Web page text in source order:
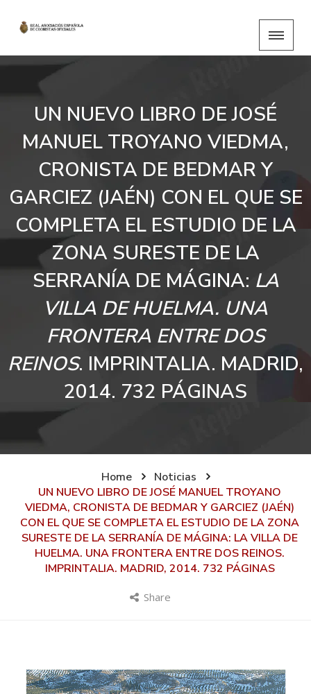
UN NUEVO LIBRO DE JOSÉ
MANUEL TROYANO VIEDMA,
CRONISTA DE BEDMAR Y
GARCIEZ (JAÉN) CON EL QUE SE
COMPLETA EL ESTUDIO DE LA
ZONA SURESTE DE LA
SERRANÍA DE MÁGINA: LA
VILLA DE HUELMA. UNA
FRONTERA ENTRE DOS
REINOS. IMPRINTALIA. MADRID,
2014. 732 PÁGINAS
Home
Noticias
UN NUEVO LIBRO DE JOSÉ MANUEL TROYANO
VIEDMA, CRONISTA DE BEDMAR Y GARCIEZ (JAÉN)
CON EL QUE SE COMPLETA EL ESTUDIO DE LA ZONA
SURESTE DE LA SERRANÍA DE MÁGINA: LA VILLA DE
HUELMA. UNA FRONTERA ENTRE DOS REINOS.
IMPRINTALIA. MADRID, 2014. 732 PÁGINAS
Share